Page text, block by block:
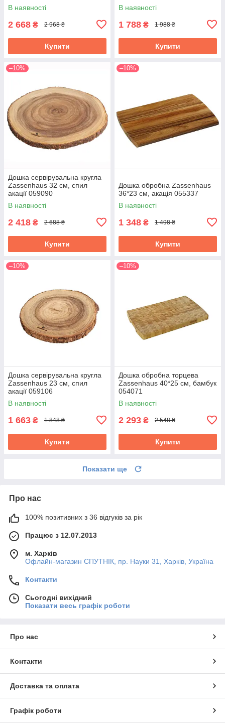
В наявності
2 668 ₴ 2 968 ₴
Купити
В наявності
1 788 ₴ 1 988 ₴
Купити
–10%
Дошка сервірувальна кругла
Zassenhaus 32 см, спил
акації 059090
В наявності
2 418 ₴ 2 688 ₴
Купити
–10%
Дошка обробна Zassenhaus
36*23 см, акація 055337
В наявності
1 348 ₴ 1 498 ₴
Купити
–10%
Дошка сервірувальна кругла
Zassenhaus 23 см, спил
акації 059106
В наявності
1 663 ₴ 1 848 ₴
Купити
–10%
Дошка обробна торцева
Zassenhaus 40*25 см, бамбук
054071
В наявності
2 293 ₴ 2 548 ₴
Купити
Показати ще
Про нас
100% позитивних з 36 відгуків за рік
Працює з 12.07.2013
м. Харків
Офлайн-магазин СПУТНІК, пр. Науки 31, Харків, Україна
Контакти
Сьогодні вихідний
Показати весь графік роботи
Про нас
Контакти
Доставка та оплата
Графік роботи